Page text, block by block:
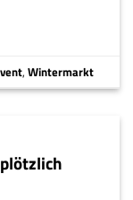
,Wintermarkt